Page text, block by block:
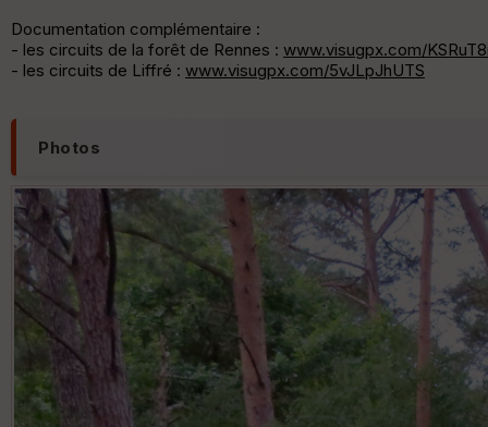
Documentation complémentaire :
- les circuits de la forêt de Rennes : www.visugpx.com/
- les circuits de Liffré : www.visugpx.com/5vJLpJhUTS
Photos